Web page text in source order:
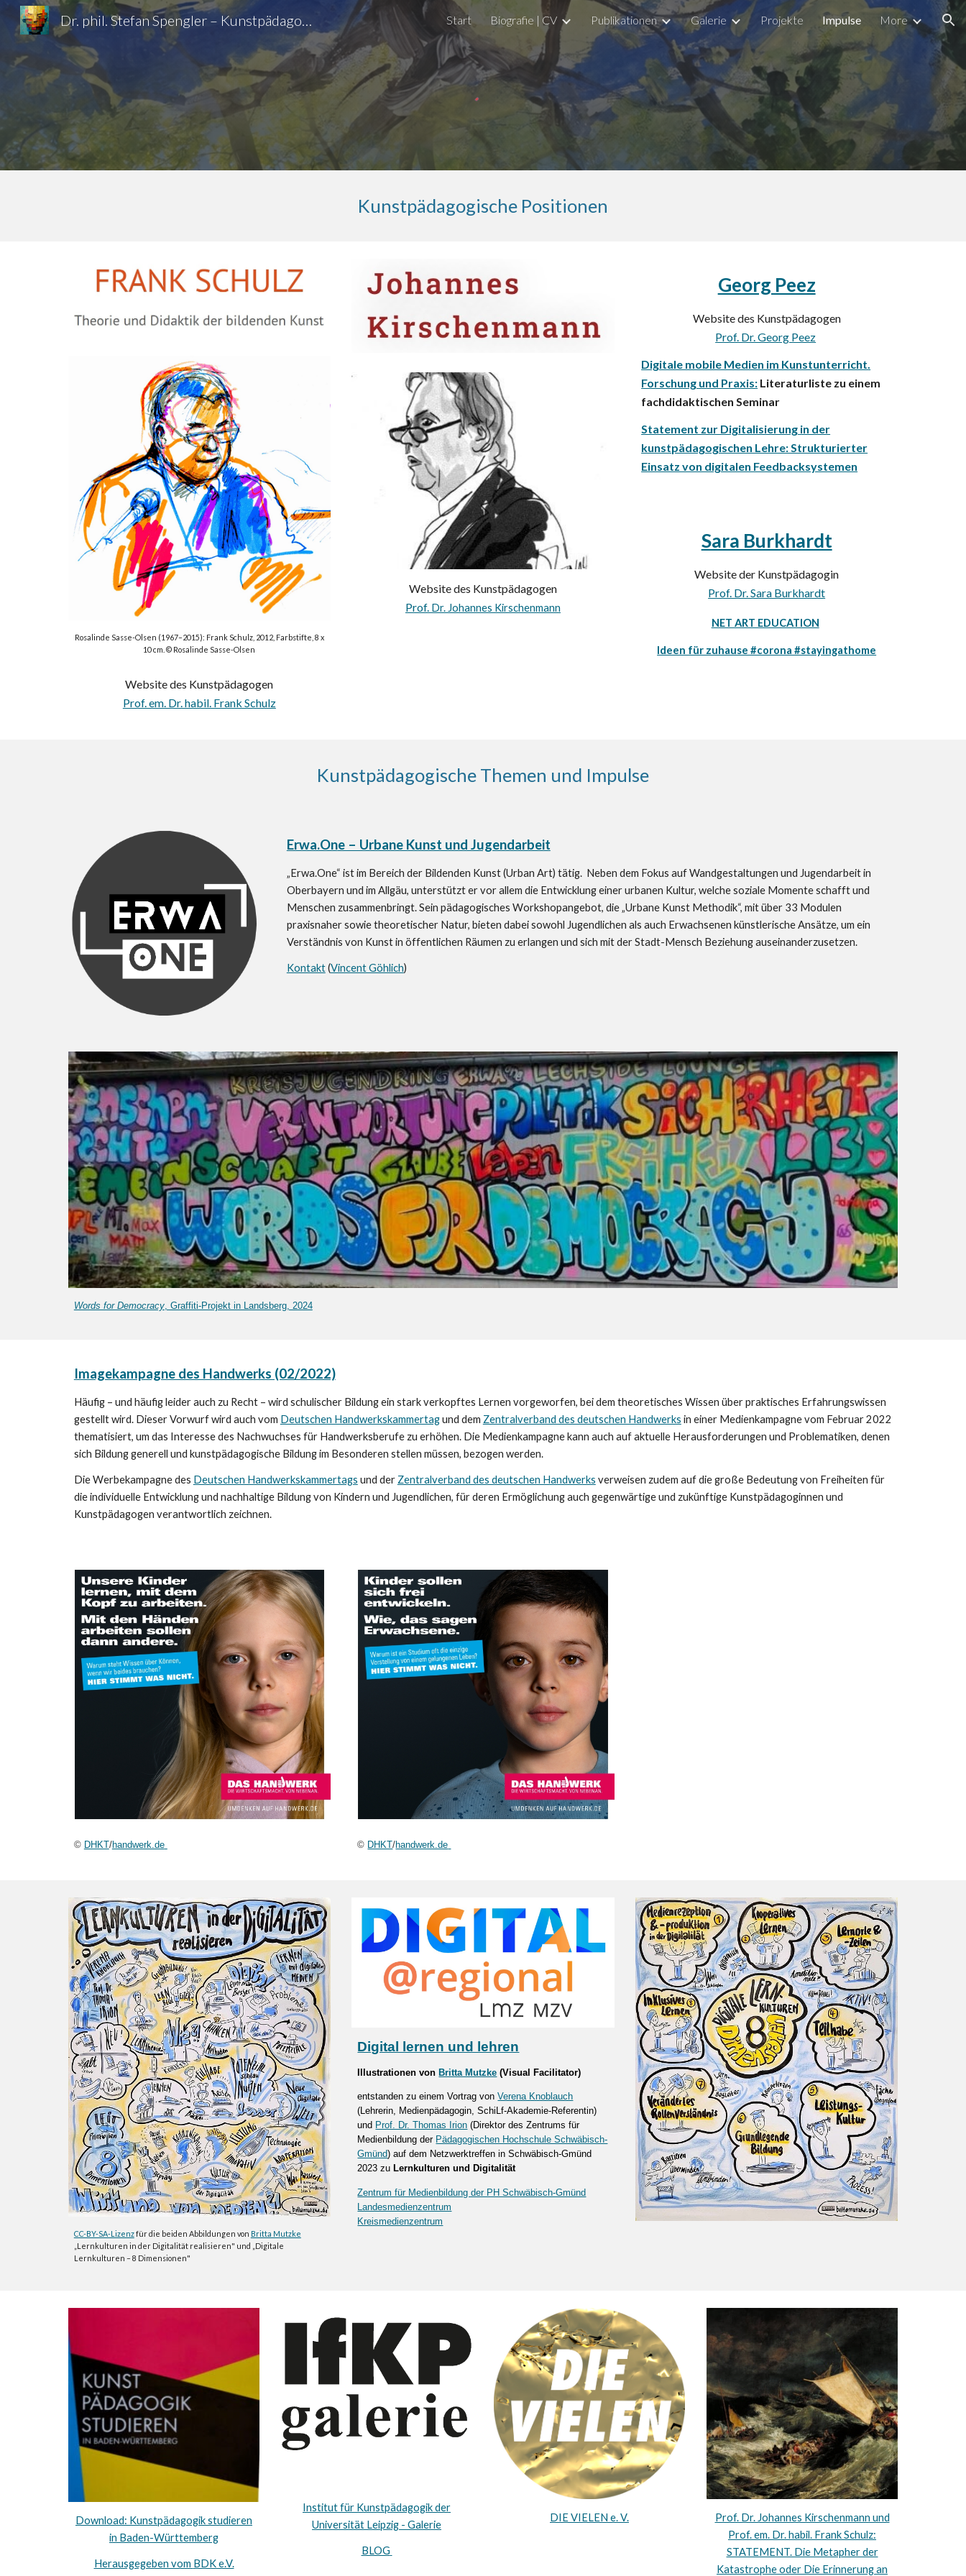
Skip to main content Skip to navigation
Dr. phil. Stefan Spengler – Kunstpädagoge Start Biografie | CV Publikationen Galerie Projekte Impulse More
Kunstpädagogische Positionen
Rosalinde Sasse-Olsen (1967–2015): Frank Schulz, 2012, Farbstifte, 8 x
10 cm. © Rosalinde Sasse-Olsen
Website des Kunstpädagogen
Prof. em. Dr. habil. Frank Schulz
Website des Kunstpädagogen
Prof. Dr. Johannes Kirschenmann
Georg Peez
Website des Kunstpädagogen
Prof. Dr. Georg Peez
Digitale mobile Medien im Kunstunterricht.
Forschung und Praxis: Literaturliste zu einem
fachdidaktischen Seminar
Statement zur Digitalisierung in der
kunstpädagogischen Lehre: Strukturierter
Einsatz von digitalen Feedbacksystemen
Sara Burkhardt
Websiteder Kunstpädagogin
Prof. Dr. Sara Burkhardt
NET ART EDUCATION
Ideen für zuhause #corona #stayingathome
Kunstpädagogische Themen und Impulse
Erwa.One – Urbane Kunst und Jugendarbeit
„Erwa.One“ ist im Bereich der Bildenden Kunst (Urban Art) tätig. Neben dem Fokus auf Wandgestaltungen und Jugendarbeit in
Oberbayern und im Allgäu, unterstützt er vor allem die Entwicklung einer urbanen Kultur, welche soziale Momente schafft und
Menschen zusammenbringt. Sein pädagogisches Workshopangebot, die „Urbane Kunst Methodik“, mit über 33 Modulen
praxisnaher sowie theoretischer Natur, bieten dabei sowohl Jugendlichen als auch Erwachsenen künstlerische Ansätze, um ein
Verständnis von Kunst in öffentlichen Räumen zu erlangen und sich mit der Stadt-Mensch Beziehung auseinanderzusetzen.
Kontakt(Vincent Göhlich)
Words for Democracy, Graffiti-Projekt in Landsberg, 2024
Imagekampagne des Handwerks (02/2022)
Häufig – und häufig leider auch zu Recht – wird schulischer Bildung ein stark verkopftes Lernen vorgeworfen, bei dem theoretisches Wissen über praktisches Erfahrungswissen
gestellt wird. Dieser Vorwurf wird auch vom Deutschen Handwerkskammertagund dem Zentralverband des deutschen Handwerks in einer Medienkampagne vom Februar 2022
thematisiert, um das Interesse des Nachwuchses für Handwerksberufe zu erhöhen. Die Medienkampagne kann auch auf aktuelle Herausforderungen und Problematiken, denen
sich Bildung generell und kunstpädagogische Bildung im Besonderen stellen müssen, bezogen werden.
Die Werbekampagne des Deutschen Handwerkskammertags und der Zentralverband des deutschen Handwerks verweisen zudem auf die große Bedeutung von Freiheiten für
die individuelle Entwicklung und nachhaltige Bildung von Kindern und Jugendlichen, für deren Ermöglichung auch gegenwärtige und zukünftige Kunstpädagoginnen und
Kunstpädagogen verantwortlich zeichnen.
© DHKT/handwerk.de © DHKT/handwerk.de
CC-BY-SA-Lizenzfür die beiden Abbildungen von Britta Mutzke
„Lernkulturen in der Digitalität realisieren" und „Digitale
Lernkulturen – 8 Dimensionen"
Digital lernen und lehren
Illustrationen von Britta Mutzke (Visual Facilitator)
entstanden zu einem Vortrag vonVerena Knoblauch
(Lehrerin, Medienpädagogin, SchiLf-Akademie-Referentin)
und Prof. Dr. Thomas Irion (Direktor des Zentrums für
Medienbildung der Pädagogischen Hochschule Schwäbisch-
Gmünd) auf dem Netzwerktreffen in Schwäbisch-Gmünd
2023 zu Lernkulturen und Digitalität
Zentrum für Medienbildung der PH Schwäbisch-Gmünd
Landesmedienzentrum
Kreismedienzentrum
Download: Kunstpädagogik studieren
in Baden-Württemberg
Herausgegeben vom BDK e.V.
Institut für Kunstpädagogik der
Universität Leipzig - Galerie
BLOG
DIE VIELEN e. V.
Prof. Dr. Johannes Kirschenmann und
Prof. em. Dr. habil. Frank Schulz:
STATEMENT. Die Metapher der
Katastrophe oder Die Erinnerung an